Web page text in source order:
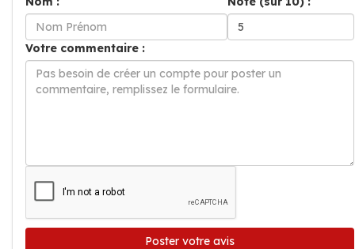
Votre commentaire :
Poster votre avis